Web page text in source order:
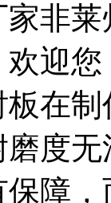
非
欢迎您
在
度
障